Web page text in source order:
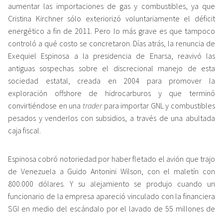
aumentar las importaciones de gas y combustibles, ya que
Cristina Kirchner sólo exteriorizó voluntariamente el déficit
energético a fin de 2011. Pero lo más grave es que tampoco
controló a qué costo se concretaron. Días atrás, la renuncia de
Exequiel Espinosa a la presidencia de Enarsa, reavivó las
antiguas sospechas sobre el discrecional manejo de esta
sociedad estatal, creada en 2004 para promover la
exploración offshore de hidrocarburos y que terminó
convirtiéndose en una trader para importar GNL y combustibles
pesados y venderlos con subsidios, a través de una abultada
caja fiscal.
Espinosa cobró notoriedad por haber fletado el avión que trajo
de Venezuela a Guido Antonini Wilson, con el maletín con
800.000 dólares. Y su alejamiento se produjo cuando un
funcionario de la empresa apareció vinculado con la financiera
SGI en medio del escándalo por el lavado de 55 millones de